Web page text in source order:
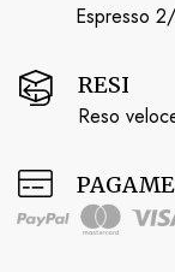
Espresso
RESI
Reso